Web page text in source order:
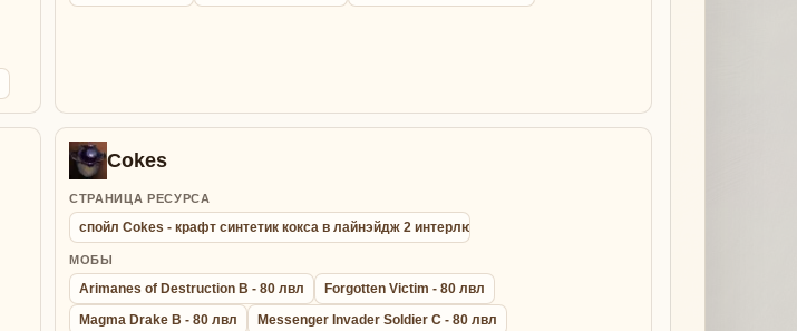
Cokes
СТРАНИЦА РЕСУРСА
спойл Cokes - крафт синтетик кокса в лайнэйдж 2 интерлюд
МОБЫ
Arimanes of Destruction B - 80 лвл
Forgotten Victim - 80 лвл
Magma Drake B - 80 лвл
Messenger Invader Soldier C - 80 лвл